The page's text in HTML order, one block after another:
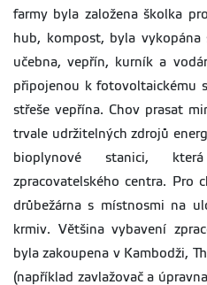
farmy byla založena školka
hub, kompost, byla
učebna, vepřín, kurník a
připojenou k fotovoltaickému
střeše vepřína. Chov prasat
trvale udržitelných zdrojů
bioplynové stanici,
zpracovatelského centra. Pro
drůbežárna s místnosmi na
krmiv. Většina vybavení
byla zakoupena v Kambodži,
(například zavlažovač a